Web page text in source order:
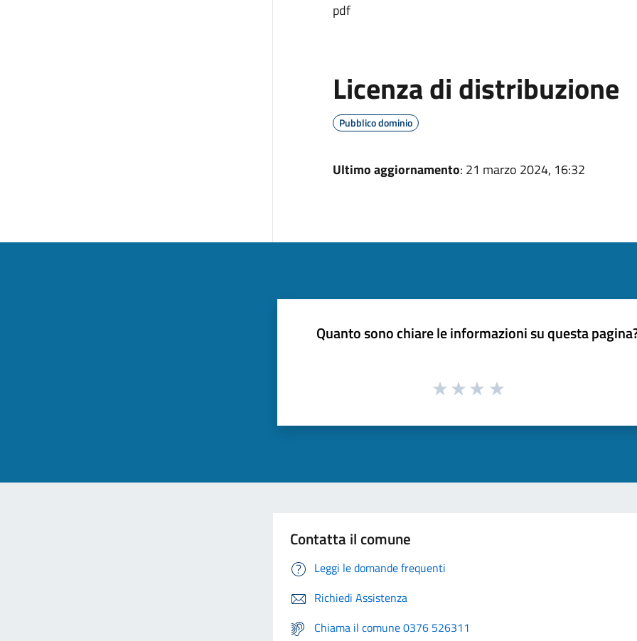
pdf
Licenza di distribuzione
Pubblico dominio
Ultimo aggiornamento: 21 marzo 2024, 16:32
Quanto sono chiare le informazioni su questa
Contatta il comune
Leggi le domande frequenti
Richiedi Assistenza
Chiama il comune 0376 526311